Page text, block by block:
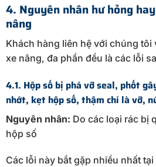
4. Nguyên nhân hư hỏng
nâng
Khách hàng liên hệ với chúng tôi
xe nâng, đa phần đều là các lỗi
4.1. Hộp số bị phá vỡ seal, phốt
nhớt, kẹt hộp số, thậm chí là vỡ,
Nguyên nhân: Do các loại rác bị
hộp số
Các lỗi này bắt gặp nhiều nhất